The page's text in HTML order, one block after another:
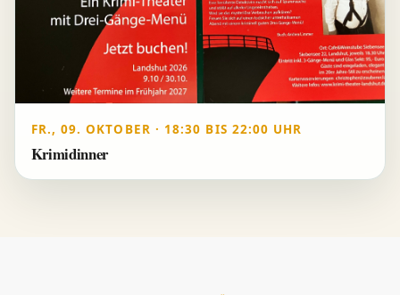
FR., 09. OKTOBER · 18:30 BIS 22:00 UHR
Krimidinner